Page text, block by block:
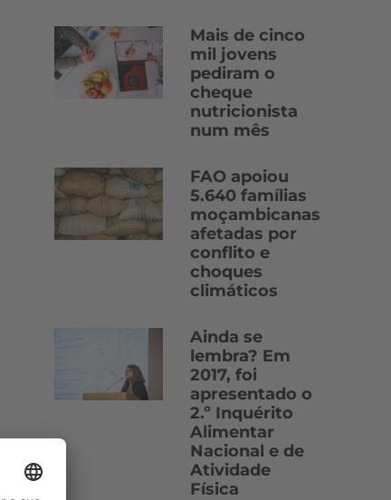
Mais de cinco
mil jovens
pediram o
cheque
nutricionista
num mês
FAO apoiou
5.640 famílias
moçambicanas
afetadas por
conflito e
choques
climáticos
Ainda se
lembra? Em
2017, foi
apresentado o
2.º Inquérito
Alimentar
Nacional e de
Atividade
Física